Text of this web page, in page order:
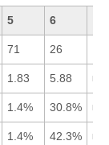
5 6
71 26
1.83 5.88
1.4% 30.8%
1.4% 42.3%